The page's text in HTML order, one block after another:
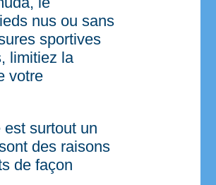
nus ou sans
sportives
limitiez la
votre
surtout un
des raisons
de façon